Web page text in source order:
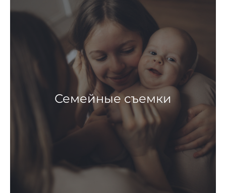
Семейные съемки